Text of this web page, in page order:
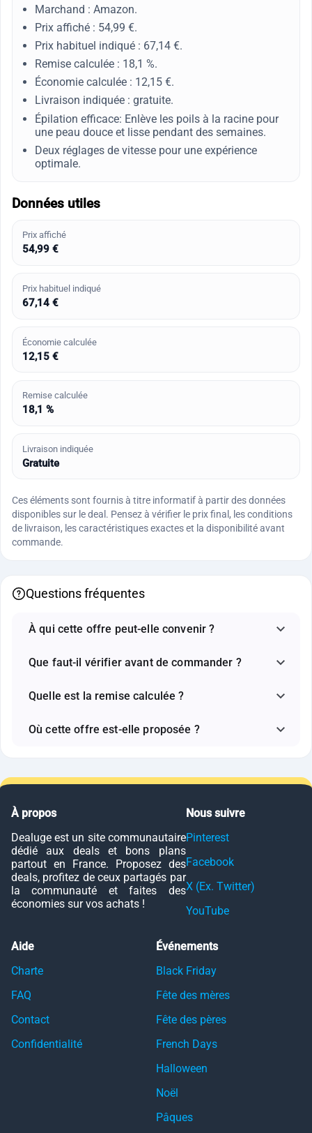
Marchand : Amazon.
Prix affiché : 54,99 €.
Prix habituel indiqué : 67,14 €.
Remise calculée : 18,1 %.
Économie calculée : 12,15 €.
Livraison indiquée : gratuite.
Épilation efficace: Enlève les poils à la racine pour
une peau douce et lisse pendant des semaines.
Deux réglages de vitesse pour une expérience
optimale.
Données utiles
Prix affiché
54,99 €
Prix habituel indiqué
67,14 €
Économie calculée
12,15 €
Remise calculée
18,1 %
Livraison indiquée
Gratuite
Ces éléments sont fournis à titre informatif à partir des données
disponibles sur le deal. Pensez à vérifier le prix final, les conditions
de livraison, les caractéristiques exactes et la disponibilité avant
commande.
Questions fréquentes
À qui cette offre peut-elle convenir ?
Que faut-il vérifier avant de commander ?
Quelle est la remise calculée ?
Où cette offre est-elle proposée ?
À propos
Dealuge est un site communautaire
dédié aux deals et bons plans
partout en France. Proposez des
deals, profitez de ceux partagés par
la communauté et faites des
économies sur vos achats !
Nous suivre
Pinterest
Facebook
X (Ex. Twitter)
YouTube
Aide
Charte
FAQ
Contact
Confidentialité
Événements
Black Friday
Fête des mères
Fête des pères
French Days
Halloween
Noël
Pâques